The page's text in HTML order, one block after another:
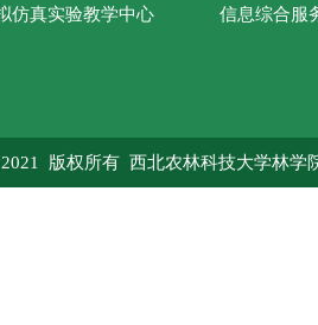
仿真实验教学中心
信息综合服
2021 版权所有 西北农林科技大学林